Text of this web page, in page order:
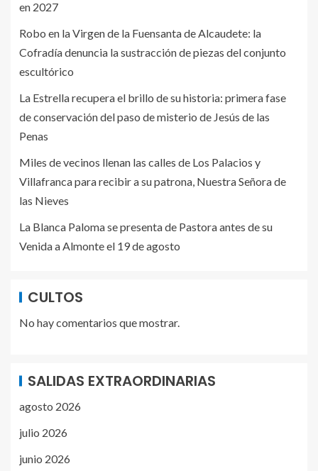
en 2027
Robo en la Virgen de la Fuensanta de Alcaudete: la
Cofradía denuncia la sustracción de piezas del conjunto
escultórico
La Estrella recupera el brillo de su historia: primera fase
de conservación del paso de misterio de Jesús de las
Penas
Miles de vecinos llenan las calles de Los Palacios y
Villafranca para recibir a su patrona, Nuestra Señora de
las Nieves
La Blanca Paloma se presenta de Pastora antes de su
Venida a Almonte el 19 de agosto
CULTOS
No hay comentarios que mostrar.
SALIDAS EXTRAORDINARIAS
agosto 2026
julio 2026
junio 2026